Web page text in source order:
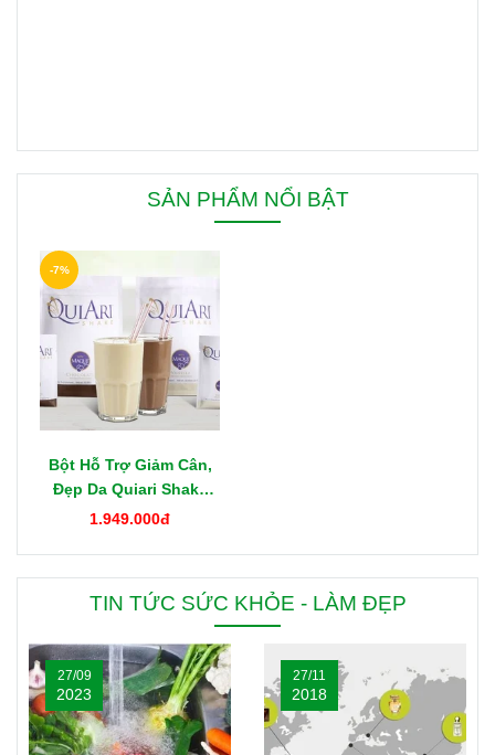
SẢN PHẨM NỔI BẬT
Bột Hỗ Trợ Giảm Cân,
Đẹp Da Quiari Shake
1000g Mỹ
1.949.000đ
-7%
TIN TỨC SỨC KHỎE - LÀM ĐẸP
27/09
2023
27/11
2018